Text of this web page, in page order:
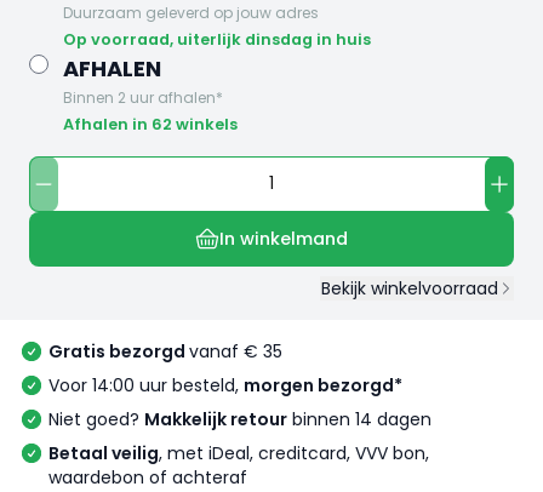
Duurzaam geleverd op jouw adres
op voorraad, uiterlijk dinsdag in huis
AFHALEN
Binnen 2 uur afhalen*
Afhalen in 62 winkels
In winkelmand
Bekijk winkelvoorraad
Gratis bezorgd vanaf € 35
Voor 14:00 uur besteld, morgen bezorgd*
Niet goed? Makkelijk retour binnen 14 dagen
Betaal veilig, met iDeal, creditcard, VVV bon,
waardebon of achteraf